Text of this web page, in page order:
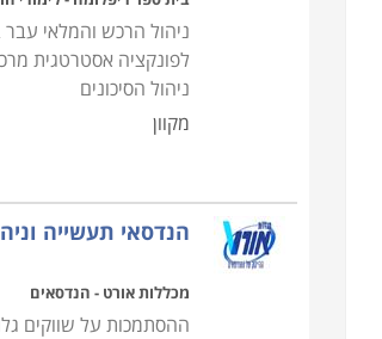
ניהול הרכש והמלאי
לפונקציה אסטרטגית
ניהול הסיכונים
מקוון
הנדסאי תעשייה
מכללות אורט - הנדסאים
ההסתמכות על שווקים